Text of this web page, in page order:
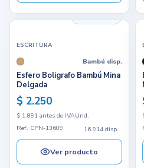
ESCRITURA
Bambú disp.
Esfero Boligrafo Bambú Mina
Delgada
$ 2.250
$ 1.891 antes de IVAUnd.
Ref. CPN-13609
16.914 disp.
Ver producto